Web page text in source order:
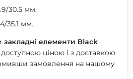
30.5 мм.
35.1 мм.
закладні елементи Black
доступною ціною і з доставкою
замовлення на нашому